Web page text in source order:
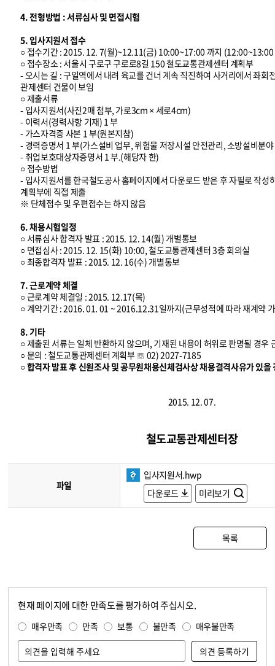
4. 전형방법 : 서류심사 및 면접시험
5. 입사지원서 접수
○ 접수기간 : 2015. 12. 7(월)~12.11(금) 10:00~17:00 까지 (12:00~13:00
○ 접수장소 : 서울시 구로구 구로로8길 150 철도교통관제센터 계획부
- 오시는 길 : 구일역에서 내려 육교를 건너 계속 직진하여 사거리에서 좌회
관제센터 건물이 보임
○ 제출서류
- 입사지원서(사진2매 첨부, 가로3cm × 세로4cm)
- 이력서(경력사항 기재) 1 부
- 가스자격증 사본 1 부(원본지참)
- 경력증명서 1 부(가스설비 업무, 위험물 저장시설 안전관리, 소방설비분
- 취업보호대상자증명서 1 부.(해당자 한)
○ 접수방법
- 입사지원서를 한국철도공사 홈페이지에서 다운로드 받은 후 자필로 작성
계획부에 직접 제출
※ 단체접수 및 우편접수는 하지 않음
6. 채용시험일정
○ 서류심사 합격자 발표 : 2015. 12. 14(월) 개별통보
○ 면접심사 : 2015. 12. 15(화) 10:00, 철도교통관제센터 3층 회의실
○ 최종합격자 발표 : 2015. 12. 16(수) 개별통보
7. 근로계약 체결
○ 근로계약 체결일 : 2015. 12.17(목)
○ 계약기간 : 2016. 01. 01 ~ 2016.12.31일까지(근무성적에 따라 재계약
8. 기타
○ 제출된 서류는 일체 반환하지 않으며, 기재된 내용이 허위로 판명될 경우
○ 문의 : 철도교통관제센터 계획부 ☏ 02) 2027-7185
○ 합격자 발표 후 신원조사 및 공무원채용신체검사상 채용결격사유가 있
2015. 12. 07.
철도교통관제센터장
파일
입사지원서.hwp
다운로드
미리보기
목록
현재 페이지에 대한 만족도를 평가하여 주십시오.
매우만족 만족 보통 불만족 매우불만족